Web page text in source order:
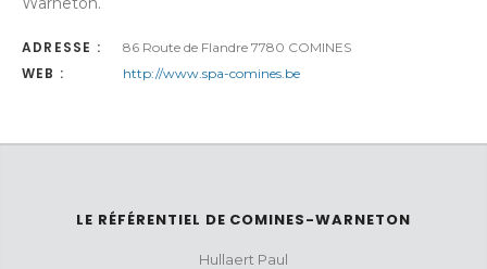
ADRESSE : 86 Route de Flandre 7780 COMINES
WEB : http://www.spa-comines.be
LE RÉFÉRENTIEL DE COMINES-WARNETON
Hullaert Paul